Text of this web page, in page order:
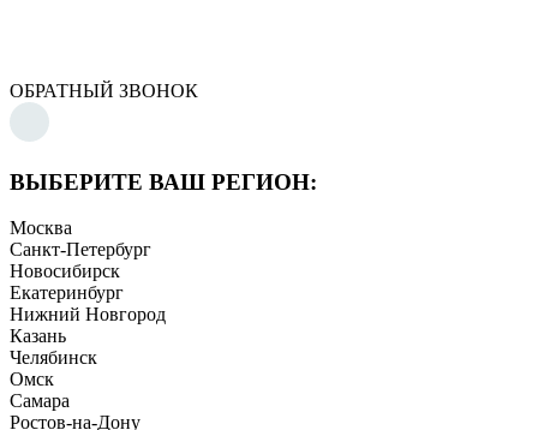
ОБРАТНЫЙ ЗВОНОК
ВЫБЕРИТЕ ВАШ РЕГИОН:
Москва
Санкт-Петербург
Новосибирск
Екатеринбург
Нижний Новгород
Казань
Челябинск
Омск
Самара
Ростов-на-Дону